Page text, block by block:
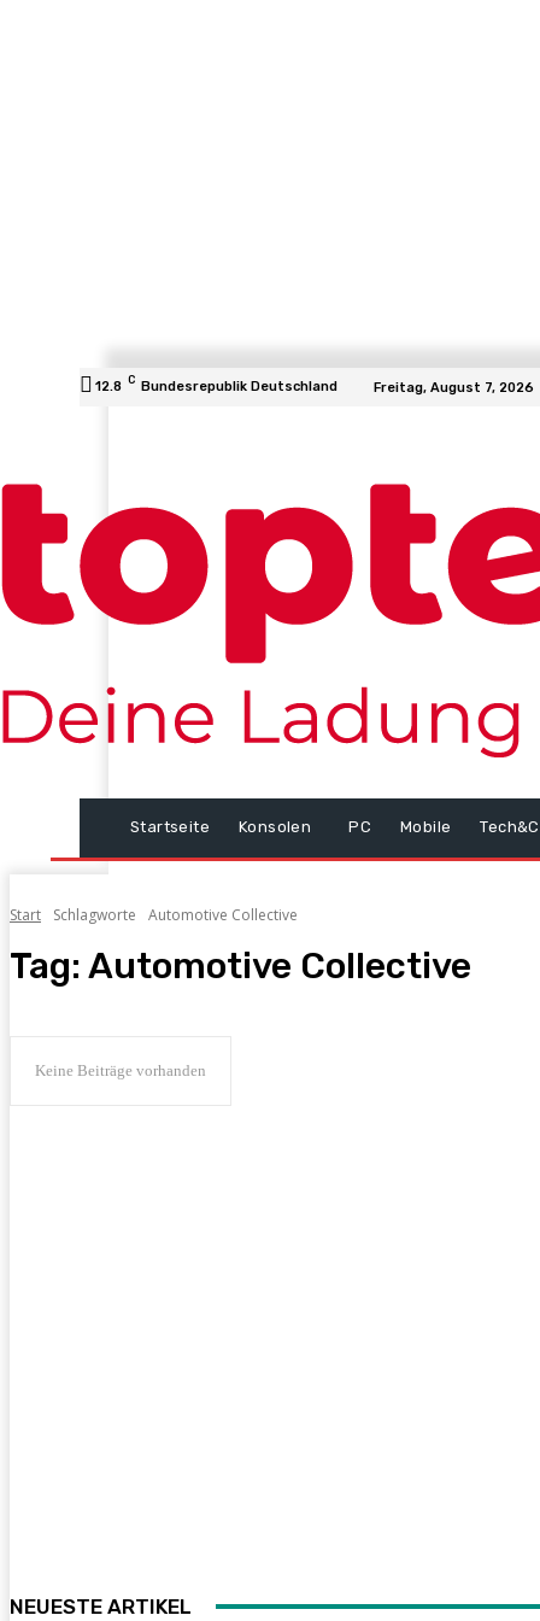
12.8 C Bundesrepublik Deutschland Freitag, August 7, 2026
Startseite Konsolen PC Mobile
Start Schlagworte Automotive Collective
Tag: Automotive Collective
Keine Beiträge vorhanden
NEUESTE ARTIKEL